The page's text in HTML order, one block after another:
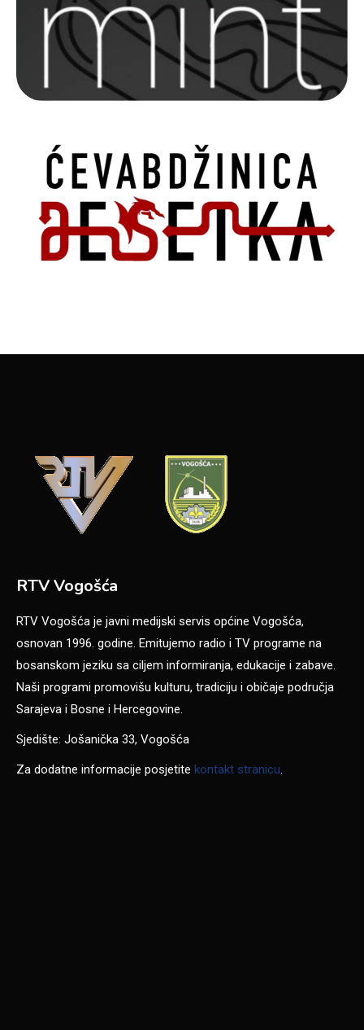
RTV Vogošća
RTV Vogošća je javni medijski servis općine Vogošća,
osnovan 1996. godine. Emitujemo radio i TV programe na
bosanskom jeziku sa ciljem informiranja, edukacije i zabave.
Naši programi promovišu kulturu, tradiciju i običaje područja
Sarajeva i Bosne i Hercegovine.
Sjedište: Jošanička 33, Vogošća
Za dodatne informacije posjetite kontakt stranicu.